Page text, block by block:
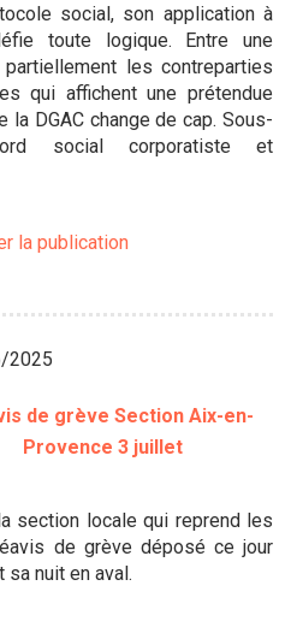
social, son application à
toute logique. Entre une
les contreparties
qui affichent une prétendue
DGAC change de cap. Sous-
social corporatiste et
la publication
2025
de grève Section Aix-en-
Provence 3 juillet
section locale qui reprend les
de grève déposé ce jour
sa nuit en aval.